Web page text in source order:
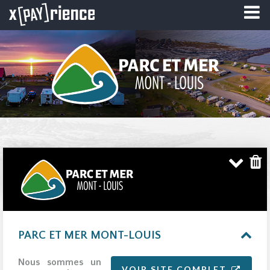
PARC ET MER MONT-LOUIS
Nous sommes un